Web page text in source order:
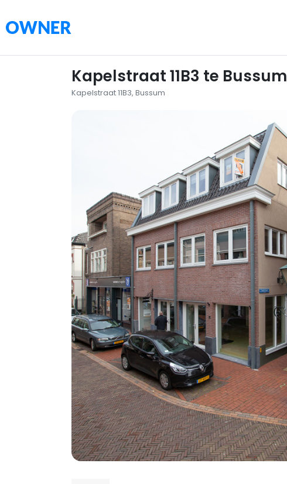
Kapelstraat 11B3 te Bussum
Kapelstraat 11B3, Bussum